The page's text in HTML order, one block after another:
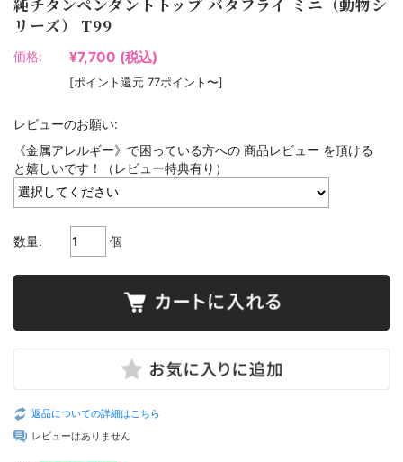
純チタンペンダントトップ バタフライ ミニ（動物シ
リーズ） T99
価格: ¥7,700 (税込)
[ポイント還元 77ポイント〜]
レビューのお願い:
《金属アレルギー》で困っている方への 商品レビュー を頂ける
と嬉しいです！（レビュー特典有り）
数量: 個
返品についての詳細はこちら
レビューはありません